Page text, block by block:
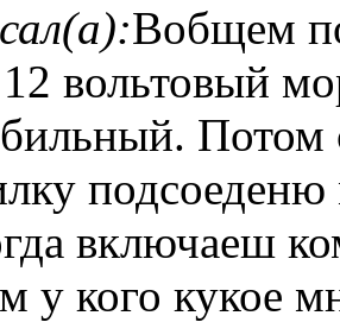
Вобщем
вольтовый
Потом
включаеш
у кого кукое